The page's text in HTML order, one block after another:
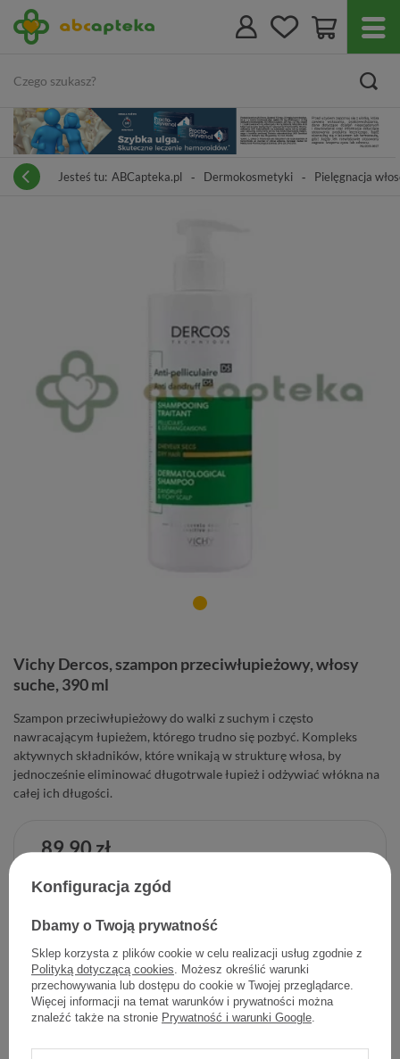
Jesteś tu: ABCapteka.pl Dermokosmetyki Pielęgnacja
Vichy Dercos, szampon przeciwłupieżowy, włosy
suche, 390 ml
Szampon przeciwłupieżowy do walki z suchym i często
nawracającym łupieżem, którego trudno się pozbyć. Kompleks
aktywnych składników, które wnikają w strukturę włosa, by
jednocześnie eliminować długotrwale łupież i odżywiać włókna na
całej ich długości.
89,90 zł
+ Dodaj do koszyka
Dodaj do listy zakupowej
Producent:L'OREAL POLSKA
Konfiguracja zgód
Dbamy o Twoją prywatność
Sklep korzysta z plików cookie w celu realizacji usług zgodnie z
Polityką dotyczącą cookies. Możesz określić warunki
przechowywania lub dostępu do cookie w Twojej przeglądarce.
Więcej informacji na temat warunków i prywatności można
znaleźć także na stronie Prywatność i warunki Google.